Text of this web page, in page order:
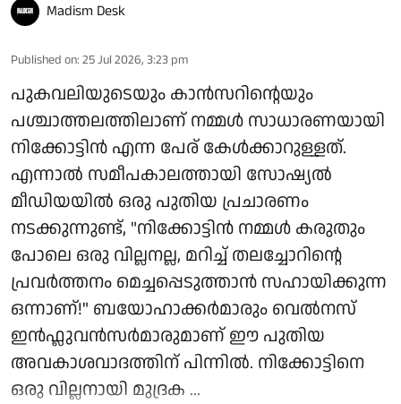
Madism Desk
Published on: 25 Jul 2026, 3:23 pm
പുകവലിയുടെയും കാൻസറിന്റെയും
പശ്ചാത്തലത്തിലാണ് നമ്മൾ സാധാരണയായി
നിക്കോട്ടിൻ എന്ന പേര് കേൾക്കാറുള്ളത്.
എന്നാൽ സമീപകാലത്തായി സോഷ്യൽ
മീഡിയയിൽ ഒരു പുതിയ പ്രചാരണം
നടക്കുന്നുണ്ട്, "നിക്കോട്ടിൻ നമ്മൾ കരുതും
പോലെ ഒരു വില്ലനല്ല, മറിച്ച് തലച്ചോറിന്റെ
പ്രവർത്തനം മെച്ചപ്പെടുത്താൻ സഹായിക്കുന്ന
ഒന്നാണ്!" ബയോഹാക്കർമാരും വെൽനസ്
ഇൻഫ്ലുവൻസർമാരുമാണ് ഈ പുതിയ
അവകാശവാദത്തിന് പിന്നിൽ. നിക്കോട്ടിനെ
ഒരു വില്ലനായി മുദ്രക ...